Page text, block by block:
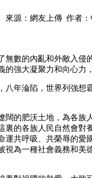
來源：網友上傳 作者
數的內亂和外敵入
強大凝聚力和向心力
年淪陷，世界列強
的肥沃土地，為各
的各族人民自然會
共呼吸、共榮辱的
視為一種社會義務和